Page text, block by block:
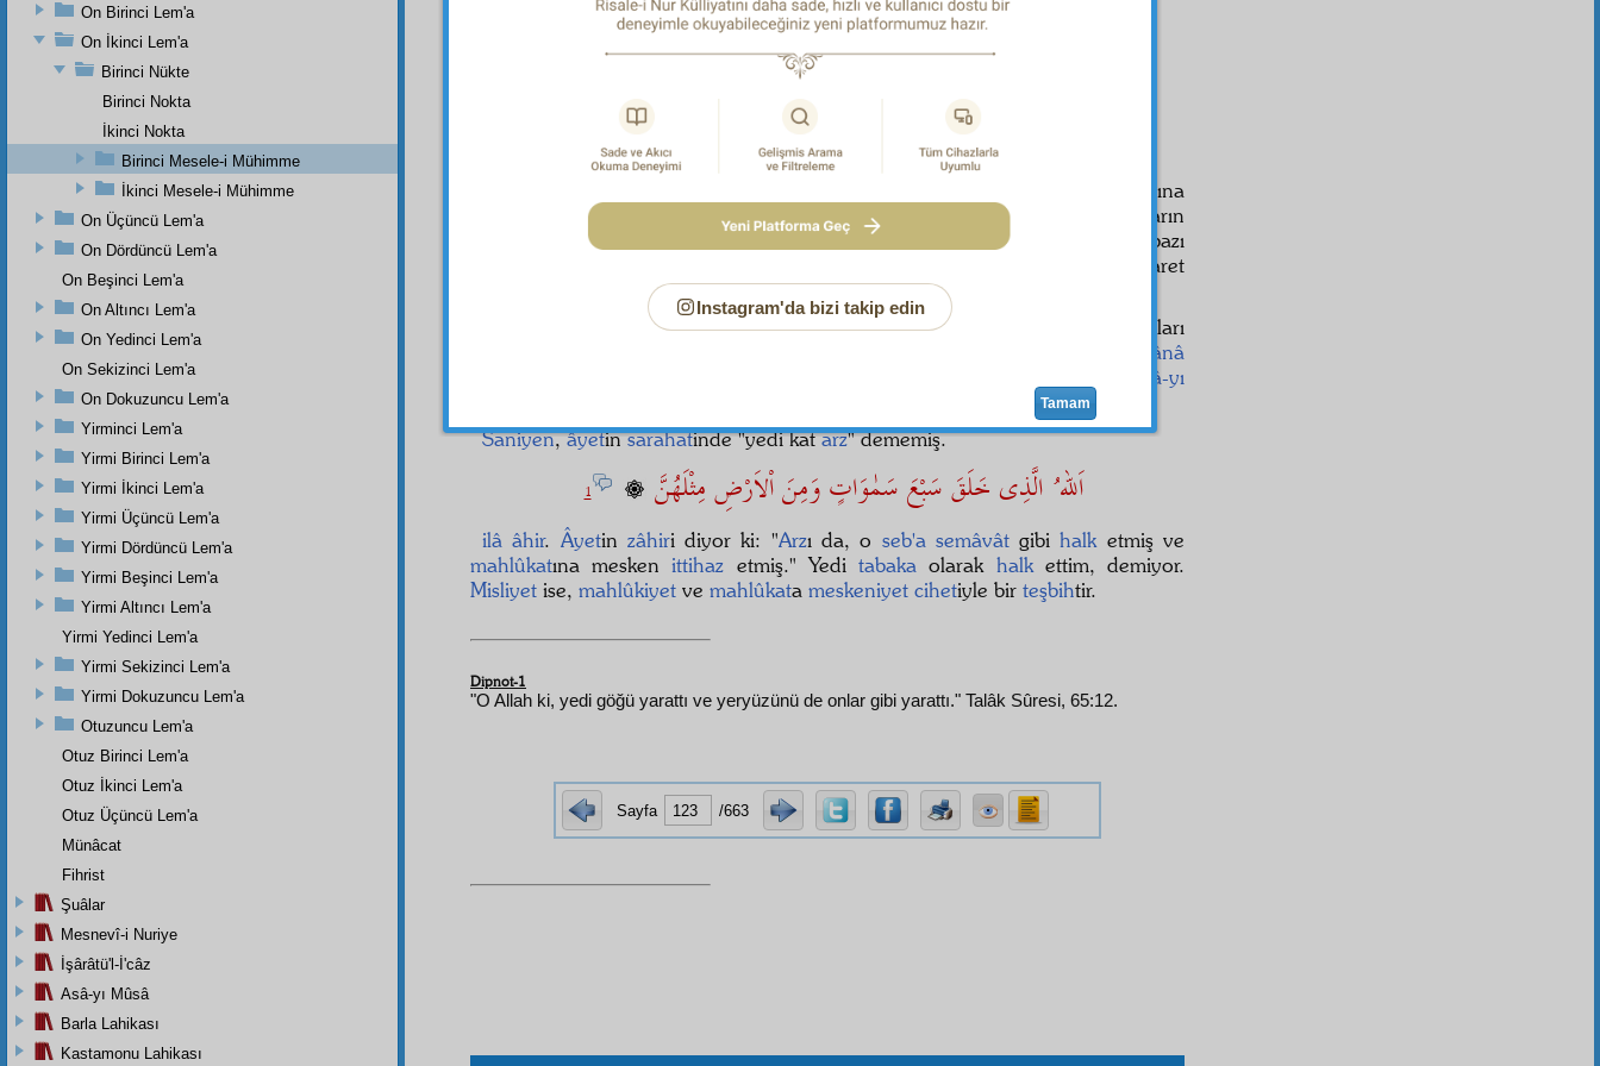
edilecek.
Çünkü coğrafya vekozmoğrafyafenlerinin kısacık
düstur
Kur'ân'ın
semâvât ına çıkamadıklarından ve
yıldızlarındaki yedi kat
mânâ edemediklerinden,
tenkit, belki inkârına divanecesine çalışmışlar.
olmasına
dir. Şu mesele, yeni zamanın feylesof larına
görünüyor; onların
semâvât olan fenleri kabul etmiyor. Bunu
ederek bazı
birkaç işaret
âyetinmânâsı ayrıdır ve omânâların mâsadakları
mânâ
mânâ-yı
Saniyen,âyetinsarahatinde "yedi katarz" dememiş.
اَلله ُ الَّذِى خَلَقَ سَبْعَ سَمٰوَاتٍ وَمِنَ اْلاَرْضِ مِثْلَهُنَّ 1
ilâ âhir. Âyetin zâhiri diyor ki: "Arzı da, o seb'a semâvâtgibihalk etmiş ve
mahlûkatına meskenittihaz etmiş." Yeditabaka olarak halkettim, demiyor.
Misliyet ise, mahlûkiyet ve mahlûkata meskeniyet cihetiyle bir teşbihtir.
Dipnot-1
"O Allah ki, yedi göğü yarattı ve yeryüzünü de onlar gibi yarattı." Talâk Sûresi, 65:12.
Sayfa /663
On Birinci Lem'a
On İkinci Lem'a
Birinci Nükte
Birinci Nokta
İkinci Nokta
Birinci Mesele-i Mühimme
İkinci Mesele-i Mühimme
On Üçüncü Lem'a
On Dördüncü Lem'a
On Beşinci Lem'a
On Altıncı Lem'a
On Yedinci Lem'a
On Sekizinci Lem'a
On Dokuzuncu Lem'a
Yirminci Lem'a
Yirmi Birinci Lem'a
Yirmi İkinci Lem'a
Yirmi Üçüncü Lem'a
Yirmi Dördüncü Lem'a
Yirmi Beşinci Lem'a
Yirmi Altıncı Lem'a
Yirmi Yedinci Lem'a
Yirmi Sekizinci Lem'a
Yirmi Dokuzuncu Lem'a
Otuzuncu Lem'a
Otuz Birinci Lem'a
Otuz İkinci Lem'a
Otuz Üçüncü Lem'a
Münâcat
Fihrist
Şuâlar
Mesnevî-i Nuriye
İşârâtü'l-İ'câz
Asâ-yı Mûsâ
Barla Lahikası
Kastamonu Lahikası
Instagram'da bizi takip edin
Tamam